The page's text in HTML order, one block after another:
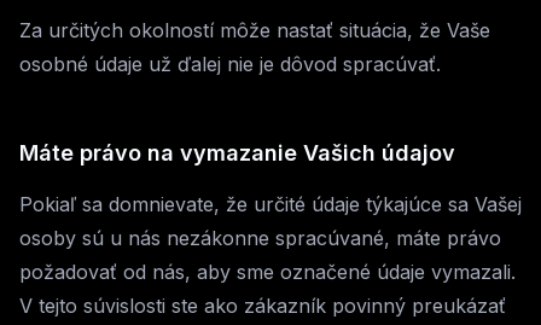
Za určitých okolností môže nastať situácia, že Vaše
osobné údaje už ďalej nie je dôvod spracúvať.
Máte právo na vymazanie Vašich údajov
Pokiaľ sa domnievate, že určité údaje týkajúce sa Vašej
osoby sú u nás nezákonne spracúvané, máte právo
požadovať od nás, aby sme označené údaje vymazali.
V tejto súvislosti ste ako zákazník povinný preukázať